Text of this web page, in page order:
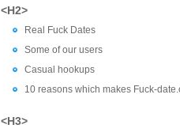
<H2>
Real Fuck Dates
Some of our users
Casual hookups
10 reasons which makes Fuck-
<H3>